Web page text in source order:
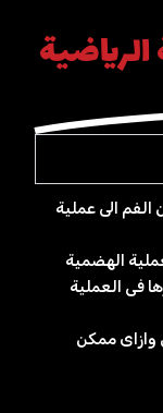
الى عملية
الهضمية
فى العملية
وازاى ممكن